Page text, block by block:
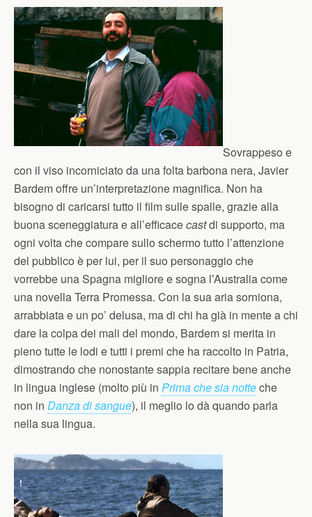
Sovrappeso e
con il viso incorniciato da una folta barbona nera, Javier
Bardem offre un’interpretazione magnifica. Non ha
bisogno di caricarsi tutto il film sulle spalle, grazie alla
buona sceneggiatura e all’efficacecastdi supporto, ma
ogni volta che compare sullo schermo tutto l’attenzione
del pubblico è per lui, per il suo personaggio che
vorrebbe una Spagna migliore e sogna l’Australia come
una novella Terra Promessa. Con la sua aria sorniona,
arrabbiata e un po’ delusa, ma di chi ha già in mente a chi
dare la colpa dei mali del mondo, Bardem si merita in
pieno tutte le lodi e tutti i premi che ha raccolto in Patria,
dimostrando che nonostante sappia recitare bene anche
in lingua inglese (molto più in Prima che sia notteche
non in Danza di sangue), il meglio lo dà quando parla
nella sua lingua.